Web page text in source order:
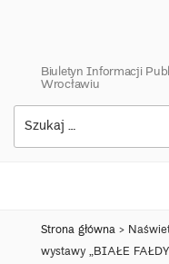
Biuletyn Informacji
Wrocławiu
Szukaj:
Strona główna>
wystawy „BIAŁE